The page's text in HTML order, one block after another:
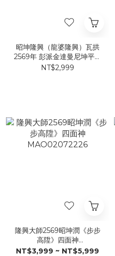
昭坤隆興（龍婆隆興）瓦拱
2569年 彭派金達曼尼坤平佛
珊瑚紅趁暖袈裟版
NT$2,999
隆興大師2569昭坤潤《步步
高陞》四面神
MAO02072226
NT$3,999 ~ NT$5,999